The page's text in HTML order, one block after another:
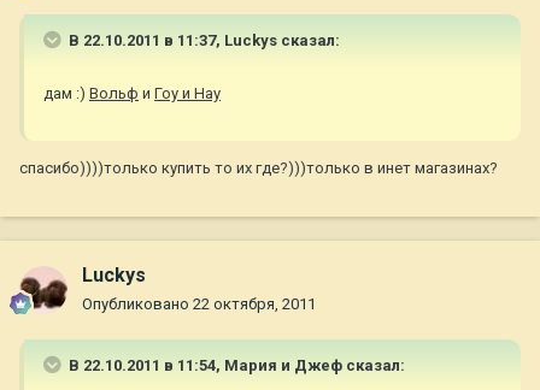
В 22.10.2011 в 11:37, Luckys сказал:
дам :) Вольф и Гоу и Нау
спасибо))))только купить то их где?)))только в инет магазинах?
Luckys
Опубликовано 22 октября, 2011
В 22.10.2011 в 11:54, Мария и Джеф сказал: